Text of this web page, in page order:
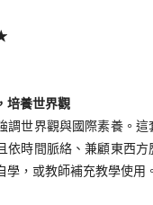
養世界觀
世界觀與國際素養。這
依時間脈絡、兼顧東西方
學，或教師補充教學使用。